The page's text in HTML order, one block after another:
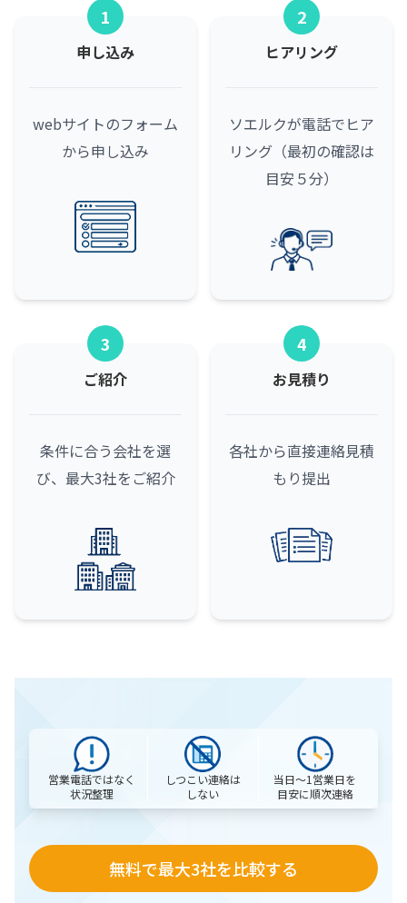
1
申し込み
webサイトのフォーム
から申し込み
2
ヒアリング
ソエルクが電話でヒア
リング（最初の確認は
目安５分）
3
ご紹介
条件に合う会社を選
び、最大3社をご紹介
4
お見積り
各社から直接連絡見積
もり提出
営業電話ではなく
状況整理
しつこい連絡は
しない
当日〜1営業日を
目安に順次連絡
無料で最大3社を比較する